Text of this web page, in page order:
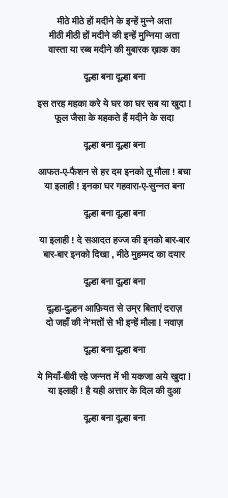
मीठे मीठे हों मदीने के इन्हें मुन्ने अता
मीठी मीठी हों मदीने की इन्हें मुन्निया अता
वास्ता या रब्ब मदीने की मुबारक ख़ाक का
दूल्हा बना दूल्हा बना
इस तरह महका करे ये घर का घर सब या खुदा !
फूल जैसा के महकते हैं मदीने के सदा
दूल्हा बना दूल्हा बना
आफत-ए-फैशन से हर दम इनको तू मौला ! बचा
या इलाही ! इनका घर गहवारा-ए-सुन्नत बना
दूल्हा बना दूल्हा बना
या इलाही ! दे सआदत हज्ज की इनको बार-बार
बार-बार इनको दिखा , मीठे मुहम्मद का दयार
दूल्हा बना दूल्हा बना
दूल्हा-दुल्हन आफ़ियत से उम्र बिताएं दराज़
दो जहाँ की ने'मतों से भी इन्हें मौला ! नवाज़
दूल्हा बना दूल्हा बना
ये मियाँ-बीवी रहे जन्नत में भी यकजा अये खुदा !
या इलाही ! है यही अत्तार के दिल की दुआ
दूल्हा बना दूल्हा बना